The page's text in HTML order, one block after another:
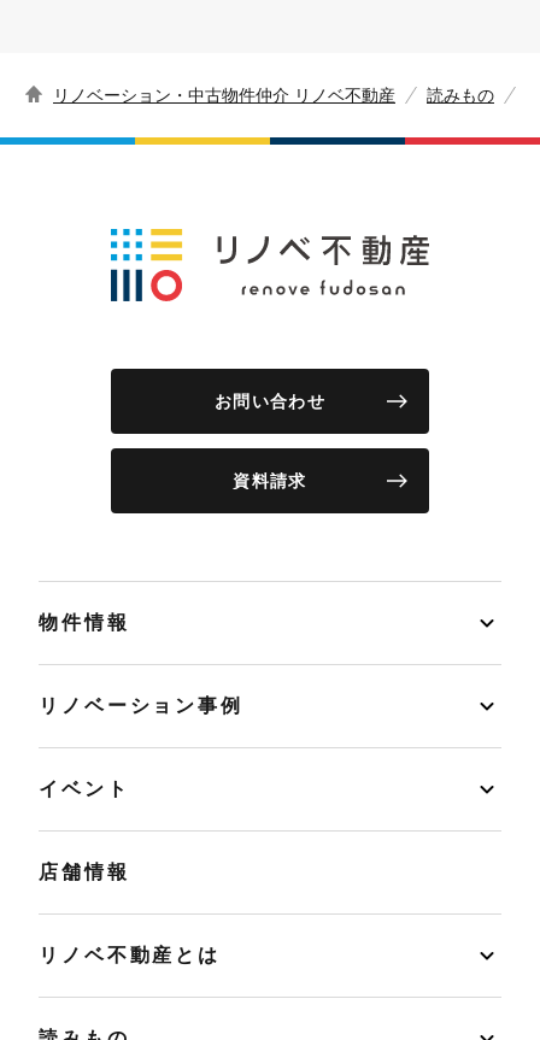
リノベーション・中古物件仲介 リノベ不動産 読みもの
お問い合わせ
資料請求
物件情報
リノベーション事例
イベント
店舗情報
リノベ不動産とは